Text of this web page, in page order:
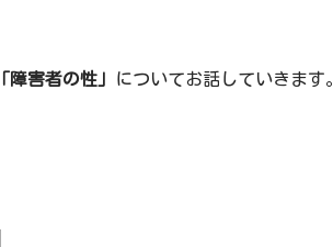
「障害者の性」 についてお話していきます